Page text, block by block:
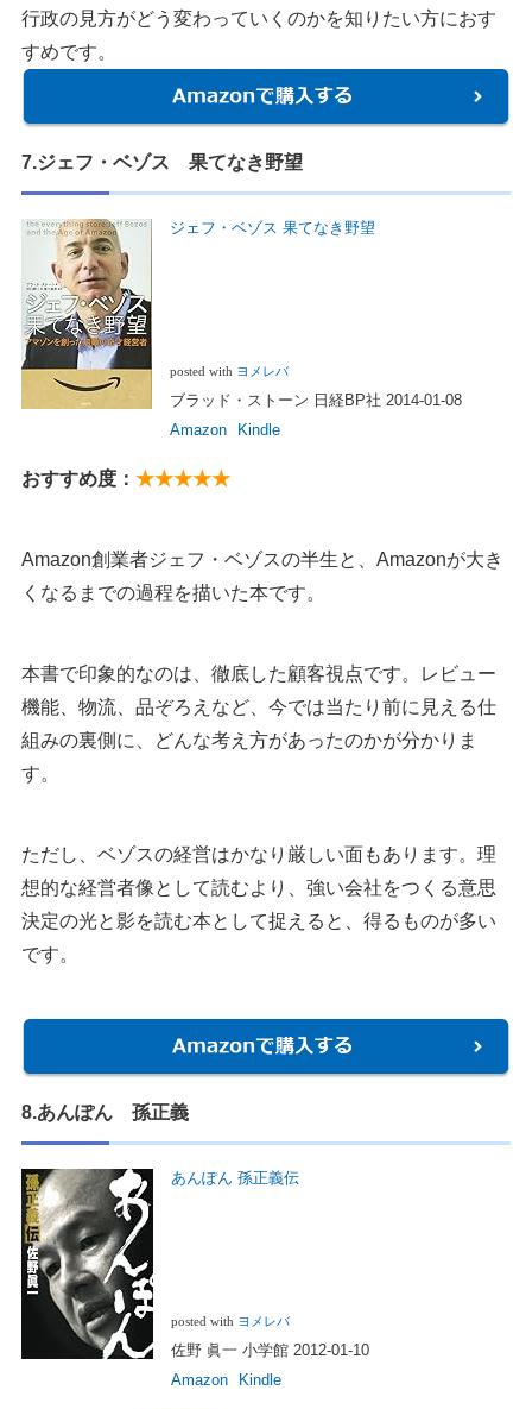
行政の見方がどう変わっていくのかを知りたい方におす
すめです。
7.ジェフ・ベゾス 果てなき野望
ジェフ・ベゾス 果てなき野望
posted with ヨメレバ
ブラッド・ストーン 日経BP社 2014-01-08
Amazon
Kindle
おすすめ度： ★★★★★
Amazon創業者ジェフ・ベゾスの半生と、Amazonが大き
くなるまでの過程を描いた本です。
本書で印象的なのは、徹底した顧客視点です。レビュー
機能、物流、品ぞろえなど、今では当たり前に見える仕
組みの裏側に、どんな考え方があったのかが分かりま
す。
ただし、ベゾスの経営はかなり厳しい面もあります。理
想的な経営者像として読むより、強い会社をつくる意思
決定の光と影を読む本として捉えると、得るものが多い
です。
8.あんぽん 孫正義
あんぽん 孫正義伝
posted with ヨメレバ
佐野 眞一 小学館 2012-01-10
Amazon
Kindle